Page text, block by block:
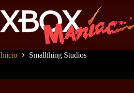
al
contenido
Inicio Smallthing Studios